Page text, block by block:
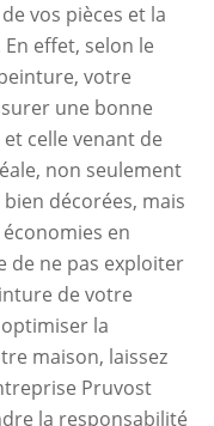
vos pièces et la
effet, selon le
votre
une bonne
celle venant de
non seulement
décorées, mais
en
de ne pas exploiter
de votre
la
maison, laissez
Pruvost
la responsabilité